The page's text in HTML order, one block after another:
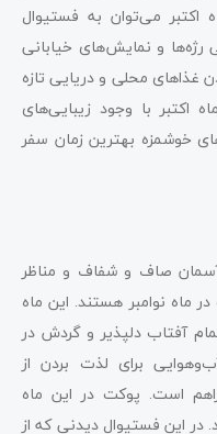
می‌توان به فستیوال
رژه‌ها و نمایش‌های خیابانی
غذاهای محلی و دریایی تازه
اکتبر با وجود زیبایی‌های
خوشمزه بهترین زمان سفر
صاف و شفاف و مناظر
ماه نوامبر هستند. این ماه
آفتاب دلپذیر و گردش در
برای لذت بردن از
است. پوکت در این ماه
در این فستیوال دیدنی که از